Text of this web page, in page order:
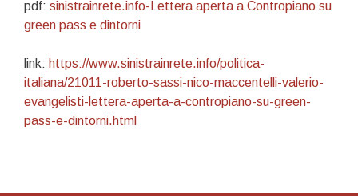
pdf: sinistrainrete.info-Lettera aperta a Contropiano su
green pass e dintorni
link: https://www.sinistrainrete.info/politica-
italiana/21011-roberto-sassi-nico-maccentelli-valerio-
evangelisti-lettera-aperta-a-contropiano-su-green-
pass-e-dintorni.html